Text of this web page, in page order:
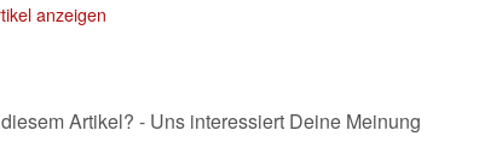
anzeigen
Artikel? - Uns interessiert Deine Meinung